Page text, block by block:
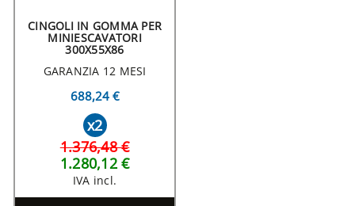
CINGOLI IN GOMMA PER
MINIESCAVATORI
300X55X86
GARANZIA 12 MESI
688,24 €
x2
1.376,48 €
1.280,12 €
IVA incl.